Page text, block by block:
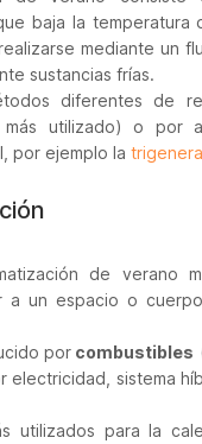
baja la temperatura
mediante un
sustancias frías.
diferentes de
más utilizado) o por
por ejemplo la
de verano
a un espacio o
por combustibles
electricidad, sistema
utilizados para la